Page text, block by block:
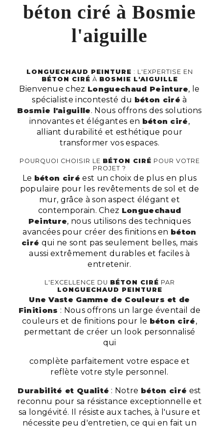
béton ciré à Bosmie
l'aiguille
LONGUECHAUD PEINTURE : L'EXPERTISE EN
BÉTON CIRÉ À BOSMIE L'AIGUILLE
Bienvenue chez Longuechaud Peinture, le
spécialiste incontesté du béton ciré à
Bosmie l'aiguille. Nous offrons des solutions
innovantes et élégantes en béton ciré,
alliant durabilité et esthétique pour
transformer vos espaces.
POURQUOI CHOISIR LE BÉTON CIRÉ POUR VOTRE
PROJET ?
Le béton ciré est un choix de plus en plus
populaire pour les revêtements de sol et de
mur, grâce à son aspect élégant et
contemporain. Chez Longuechaud
Peinture, nous utilisons des techniques
avancées pour créer des finitions en béton
ciré qui ne sont pas seulement belles, mais
aussi extrêmement durables et faciles à
entretenir.
L'EXCELLENCE DU BÉTON CIRÉ PAR
LONGUECHAUD PEINTURE
Une Vaste Gamme de Couleurs et de
Finitions : Nous offrons un large éventail de
couleurs et de finitions pour le béton ciré,
permettant de créer un look personnalisé
qui
complète parfaitement votre espace et
reflète votre style personnel.
Durabilité et Qualité : Notre béton ciré est
reconnu pour sa résistance exceptionnelle et
sa longévité. Il résiste aux taches, à l'usure et
nécessite peu d'entretien, ce qui en fait un